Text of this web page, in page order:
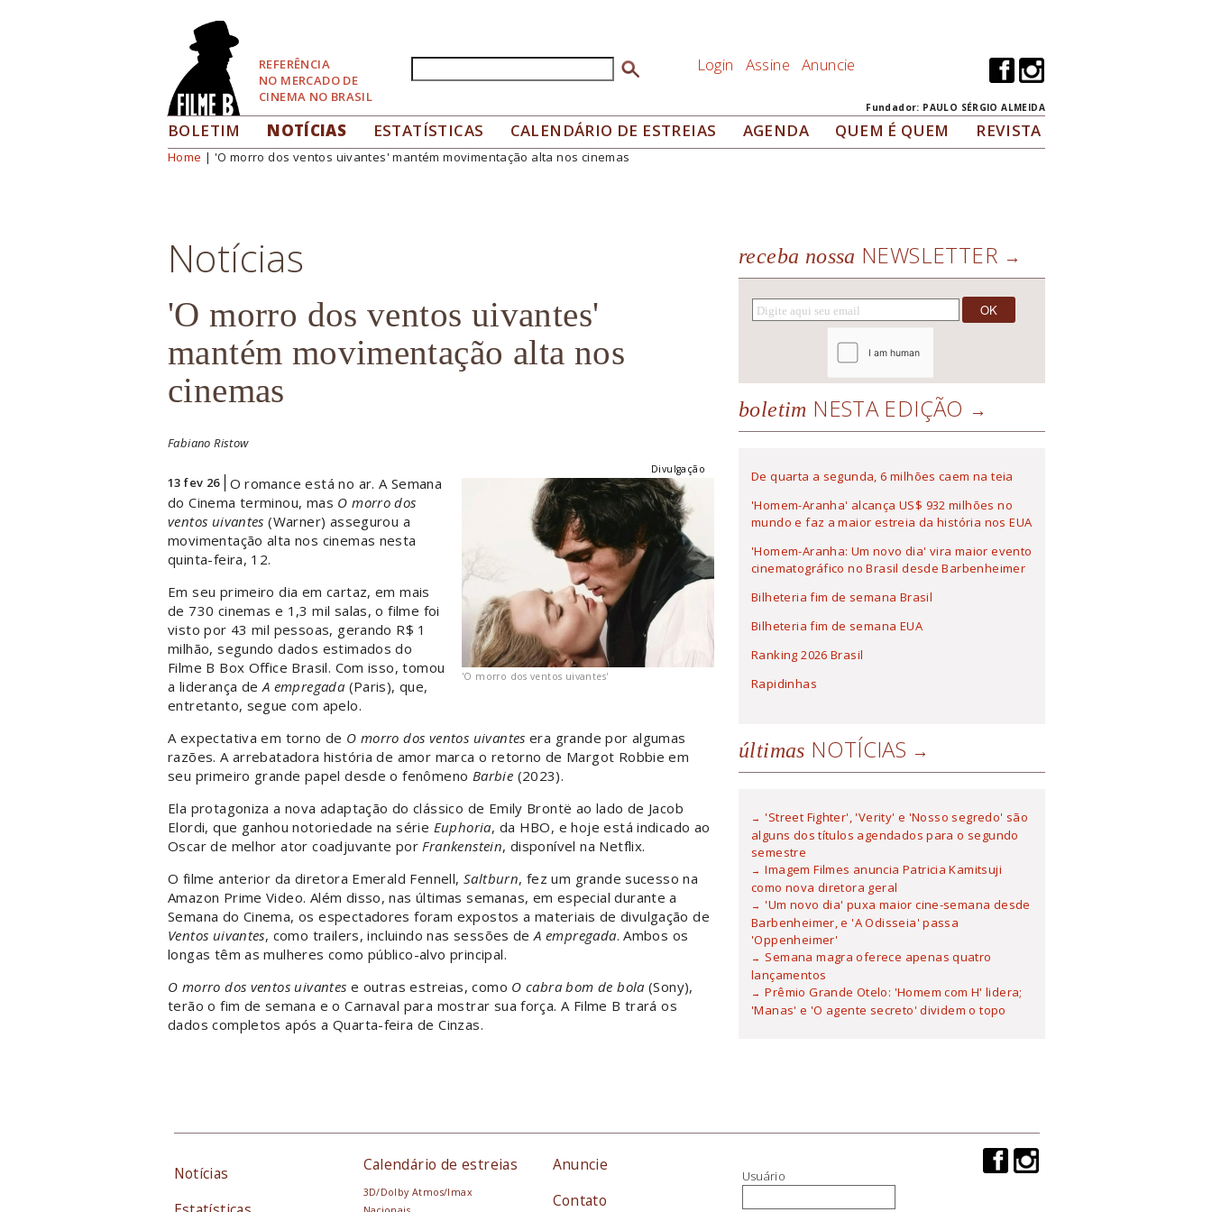
REFERÊNCIA
NO MERCADO DE
CINEMA NO BRASIL
Formulário de busca Login Assine Anuncie
Fundador: PAULO SÉRGIO ALMEIDA
BOLETIM NOTÍCIAS ESTATÍSTICAS CALENDÁRIO DE ESTREIAS AGENDA QUEM É QUEM REVISTA
Você está aqui
Home | 'O morro dos ventos uivantes' mantém movimentação alta nos cinemas
Notícias
'O morro dos ventos uivantes'
mantém movimentação alta nos
cinemas
Fabiano Ristow
13 fev 26
Divulgação
'O morro dos ventos uivantes'
O romance está no ar. A Semana
do Cinema terminou, mas O morro dos
ventos uivantes(Warner) assegurou a
movimentação alta nos cinemas nesta
quinta-feira, 12.
Em seu primeiro dia em cartaz, em mais
de 730 cinemas e 1,3 mil salas, o filme foi
visto por 43 mil pessoas, gerando R$ 1
milhão, segundo dados estimados do
Filme B Box Office Brasil. Com isso, tomou
a liderança deA empregada (Paris), que,
entretanto, segue com apelo.
A expectativa em torno de O morro dos ventos uivantesera grande por algumas
razões. A arrebatadora história de amor marca o retorno de Margot Robbie em
seu primeiro grande papel desde o fenômeno Barbie (2023).
Ela protagoniza a nova adaptação do clássico de Emily Brontë ao lado de Jacob
Elordi, que ganhou notoriedade na série Euphoria, da HBO, e hoje está indicado ao
Oscar de melhor ator coadjuvante porFrankenstein, disponível na Netflix.
O filme anterior da diretora Emerald Fennell, Saltburn, fez um grande sucesso na
Amazon Prime Video. Além disso, nas últimas semanas, em especial durante a
Semana do Cinema, os espectadores foram expostos a materiais de divulgação de
Ventos uivantes, como trailers, incluindo nas sessões deA empregada. Ambos os
longas têm as mulheres como público-alvo principal.
O morro dos ventos uivantes e outras estreias, como O cabra bom de bola(Sony),
terão o fim de semana e o Carnaval para mostrar sua força. A Filme B trará os
dados completos após a Quarta-feira de Cinzas.
receba nossa NEWSLETTER
boletim NESTA EDIÇÃO
De quarta a segunda, 6 milhões caem na teia
'Homem-Aranha' alcança US$ 932 milhões no
mundo e faz a maior estreia da história nos EUA
'Homem-Aranha: Um novo dia' vira maior evento
cinematográfico no Brasil desde Barbenheimer
Bilheteria fim de semana Brasil
Bilheteria fim de semana EUA
Ranking 2026 Brasil
Rapidinhas
últimas NOTÍCIAS
'Street Fighter', 'Verity' e 'Nosso segredo' são
alguns dos títulos agendados para o segundo
semestre
Imagem Filmes anuncia Patricia Kamitsuji
como nova diretora geral
'Um novo dia' puxa maior cine-semana desde
Barbenheimer, e 'A Odisseia' passa
'Oppenheimer'
Semana magra oferece apenas quatro
lançamentos
Prêmio Grande Otelo: 'Homem com H' lidera;
'Manas' e 'O agente secreto' dividem o topo
Notícias
Calendário de estreias
3D/Dolby Atmos/Imax
Anuncie
Contato
Usuário